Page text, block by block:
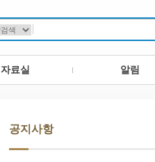
자료실 알림
공지사항